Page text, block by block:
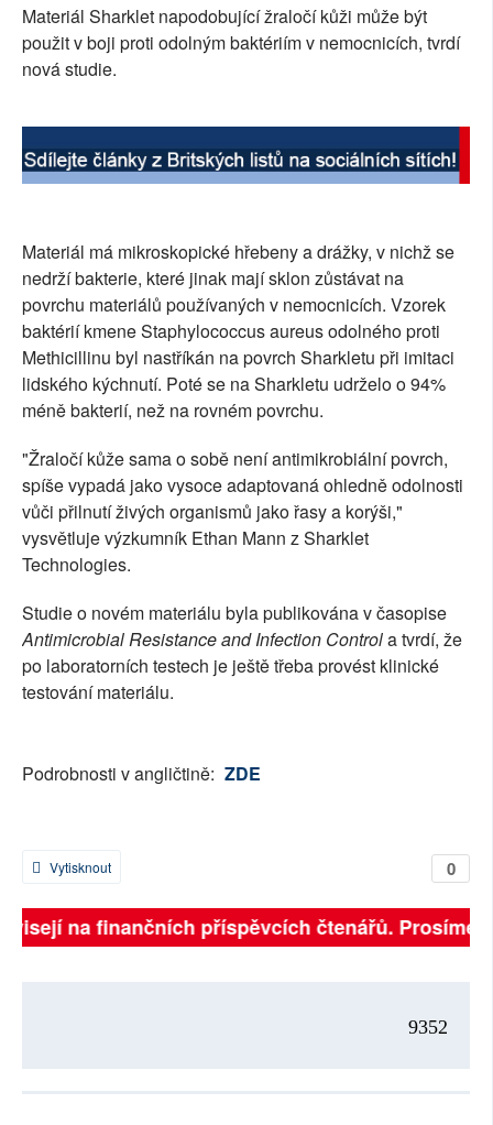
SOCIÁLNÍ SÍTĚ
RUBRIKY
PLNÁ VERZE STRÁNEK
Materiál Sharklet napodobující žraločí kůži může být
použit v boji proti odolným baktériím v nemocnicích, tvrdí
nová studie.
Materiál má mikroskopické hřebeny a drážky, v nichž se
nedrží bakterie, které jinak mají sklon zůstávat na
povrchu materiálů používaných v nemocnicích. Vzorek
baktérií kmene Staphylococcus aureus odolného proti
Methicillinu byl nastříkán na povrch Sharkletu při imitaci
lidského kýchnutí. Poté se na Sharkletu udrželo o 94%
méně bakterií, než na rovném povrchu.
"Žraločí kůže sama o sobě není antimikrobiální povrch,
spíše vypadá jako vysoce adaptovaná ohledně odolnosti
vůči přilnutí živých organismů jako řasy a korýši,"
vysvětluje výzkumník Ethan Mann z Sharklet
Technologies.
Studie o novém materiálu byla publikována v časopise
Antimicrobial Resistance and Infection Controla tvrdí, že
po laboratorních testech je ještě třeba provést klinické
testování materiálu.
Podrobnosti v angličtině: ZDE
0
Vytisknout
na finančních příspěvcích čtenářů. Prosíme,
9352